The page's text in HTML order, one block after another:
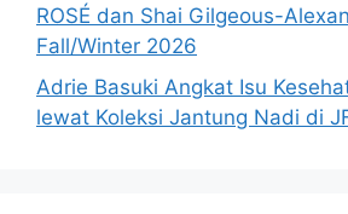
ROSÉ dan Shai Gilgeous-
Fall/Winter 2026
Adrie Basuki Angkat Isu
lewat Koleksi Jantung Nadi di